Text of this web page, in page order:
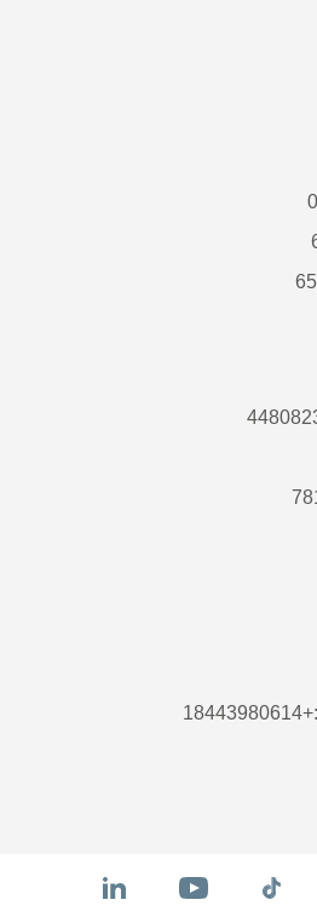
الاتصال
+18443980614